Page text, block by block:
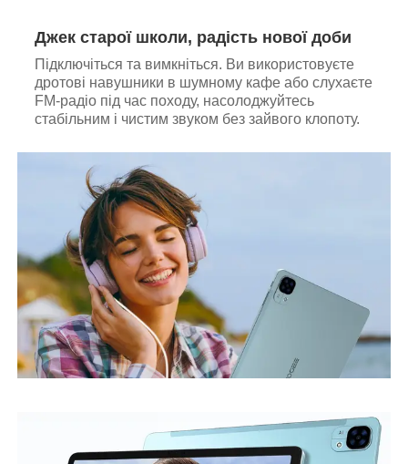
Джек старої школи, радість нової доби
Підключіться та вимкніться. Ви використовуєте
дротові навушники в шумному кафе або слухаєте
FM-радіо під час походу, насолоджуйтесь
стабільним і чистим звуком без зайвого клопоту.